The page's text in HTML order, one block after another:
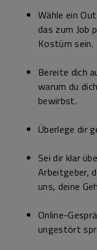
Wähle ein
das zum Job
Kostüm sein.
Bereite dich
warum du
bewirbst.
Überlege dir
Sei dir klar
Arbeit­geber,
uns, deine
Online-
ungestört